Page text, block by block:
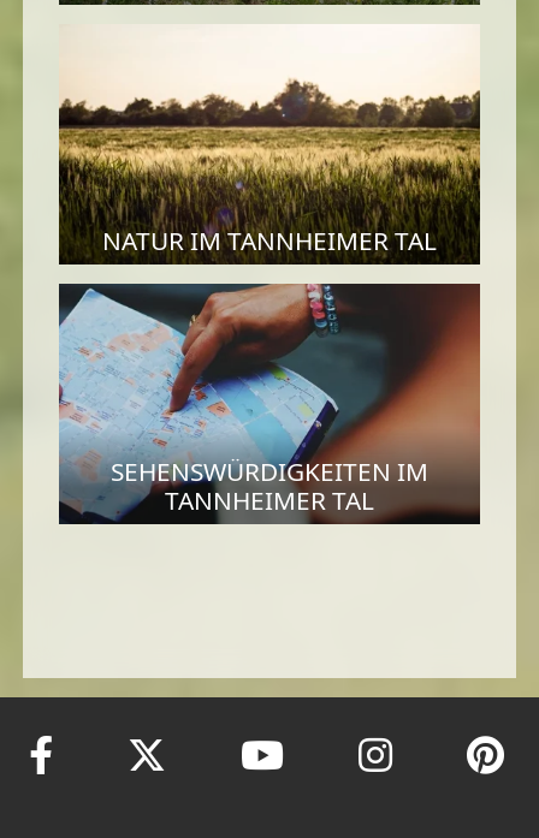
NATUR IM TANNHEIMER TAL
SEHENSWÜRDIGKEITEN IM
TANNHEIMER TAL